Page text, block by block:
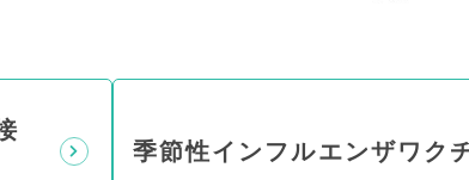
季節性インフルエンザワク